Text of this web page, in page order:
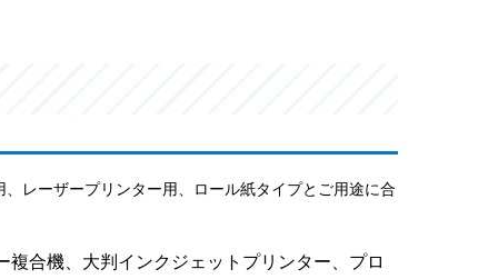
レーザープリンター用、ロール紙タイプとご用途に合
合機、大判インクジェットプリンター、プロ